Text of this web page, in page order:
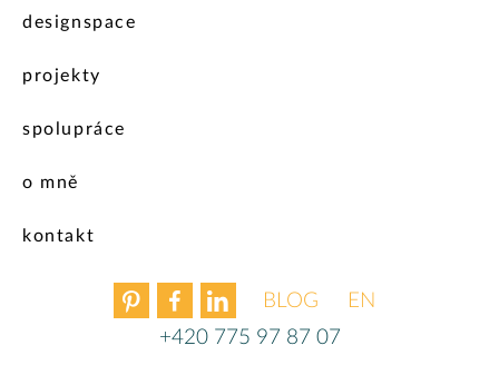
BLOGENGLISH
+420 775 97 87 07
designspace
projekty
spolupráce
o mně
kontakt